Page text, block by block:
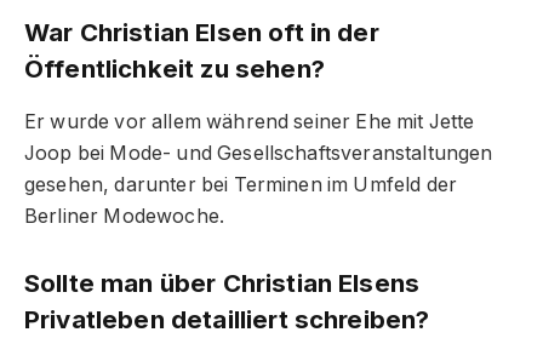
War Christian Elsen oft in der
Öffentlichkeit zu sehen?
Er wurde vor allem während seiner Ehe mit Jette
Joop bei Mode- und Gesellschaftsveranstaltungen
gesehen, darunter bei Terminen im Umfeld der
Berliner Modewoche.
Sollte man über Christian Elsens
Privatleben detailliert schreiben?